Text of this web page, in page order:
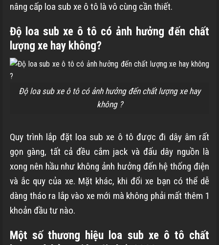
nâng cấp loa sub xe ô tô là vô cùng cần thiết.
Độ loa sub xe ô tô có ảnh hưởng đến chất
lượng xe hay không?
Độ loa sub xe ô tô có ảnh hưởng đến chất lượng xe hay
không ?
Quy trình lắp đặt loa sub xe ô tô được đi dây âm rất
gọn gàng, tất cả đều cắm jack và đấu dây nguồn là
xong nên hầu như không ảnh hưởng đến hệ thống điện
và ắc quy của xe. Mặt khác, khi đổi xe bạn có thể dễ
dàng tháo ra lắp vào xe mới mà không phải mất thêm 1
khoản đầu tư nào.
Một số thương hiệu loa sub xe ô tô chất